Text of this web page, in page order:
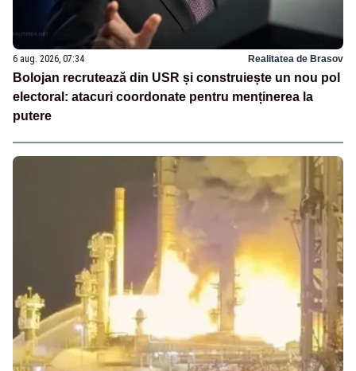
6 aug. 2026, 07:34 Realitatea de Brasov
Bolojan recrutează din USR și construiește un nou pol
electoral: atacuri coordonate pentru menținerea la
putere